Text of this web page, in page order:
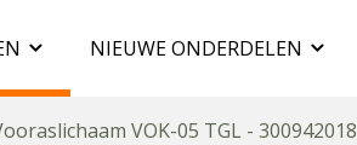
NIEUWE ONDERDELEN
VOK-05 TGL - 300942018